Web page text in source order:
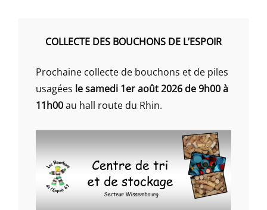
COLLECTE DES BOUCHONS DE L’ESPOIR
Prochaine collecte de bouchons et de piles
usagées le samedi 1er août 2026 de 9h00 à
11h00au hall route du Rhin.